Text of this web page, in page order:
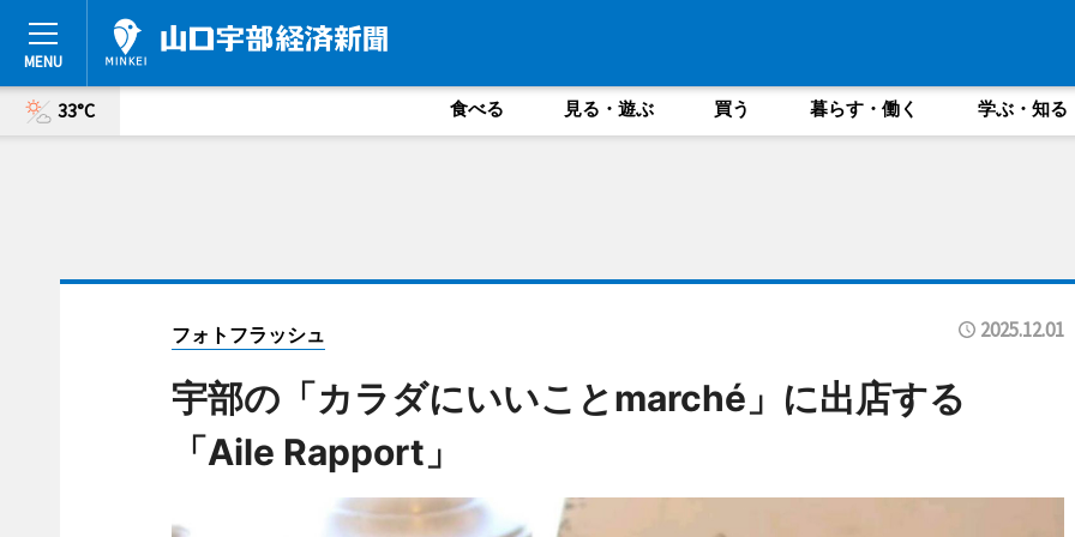
33°C 食べる 見る・遊ぶ 買う 暮らす・働く 学ぶ・知る
フォトフラッシュ 2025.12.01
宇部の「カラダにいいことmarché」に出店する
「Aile Rapport」